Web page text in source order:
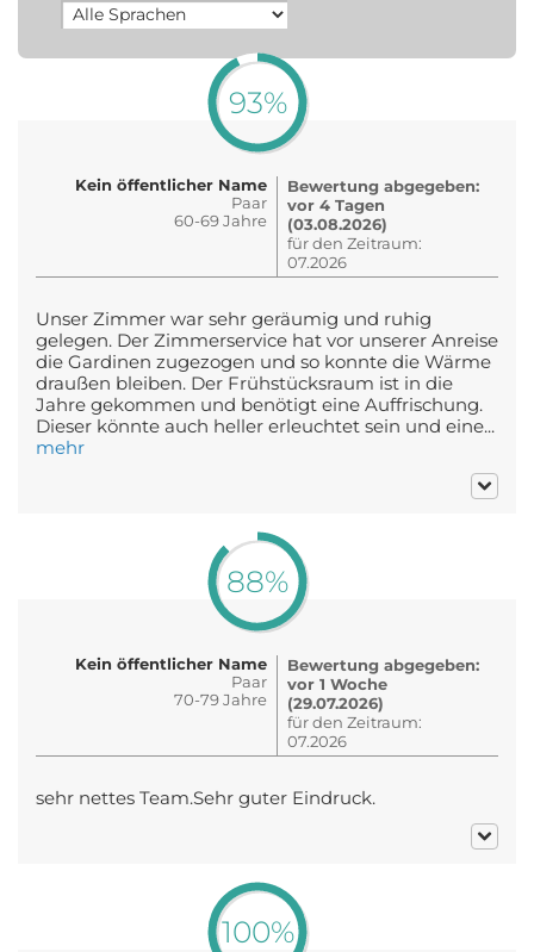
93%
Kein öffentlicher Name
Paar
60-69 Jahre
Bewertung abgegeben:
vor 4 Tagen
(03.08.2026)
für den Zeitraum:
07.2026
Unser Zimmer war sehr geräumig und ruhig
gelegen. Der Zimmerservice hat vor unserer Anreise
die Gardinen zugezogen und so konnte die Wärme
draußen bleiben. Der Frühstücksraum ist in die
Jahre gekommen und benötigt eine Auffrischung.
Dieser könnte auch heller erleuchtet sein und eine...
mehr
88%
Kein öffentlicher Name
Paar
70-79 Jahre
Bewertung abgegeben:
vor 1 Woche
(29.07.2026)
für den Zeitraum:
07.2026
sehr nettes Team.Sehr guter Eindruck.
100%